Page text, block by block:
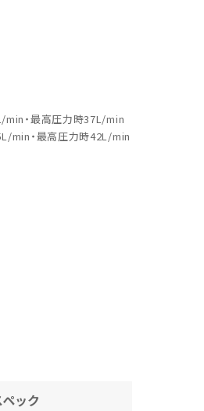
・最高圧力時37L/min
min・最高圧力時42L/min
ック